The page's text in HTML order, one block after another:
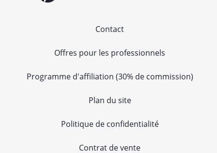
Contact
Offres pour les professionnels
Programme d'affiliation (30% de commission)
Plan du site
Politique de confidentialité
Contrat de vente